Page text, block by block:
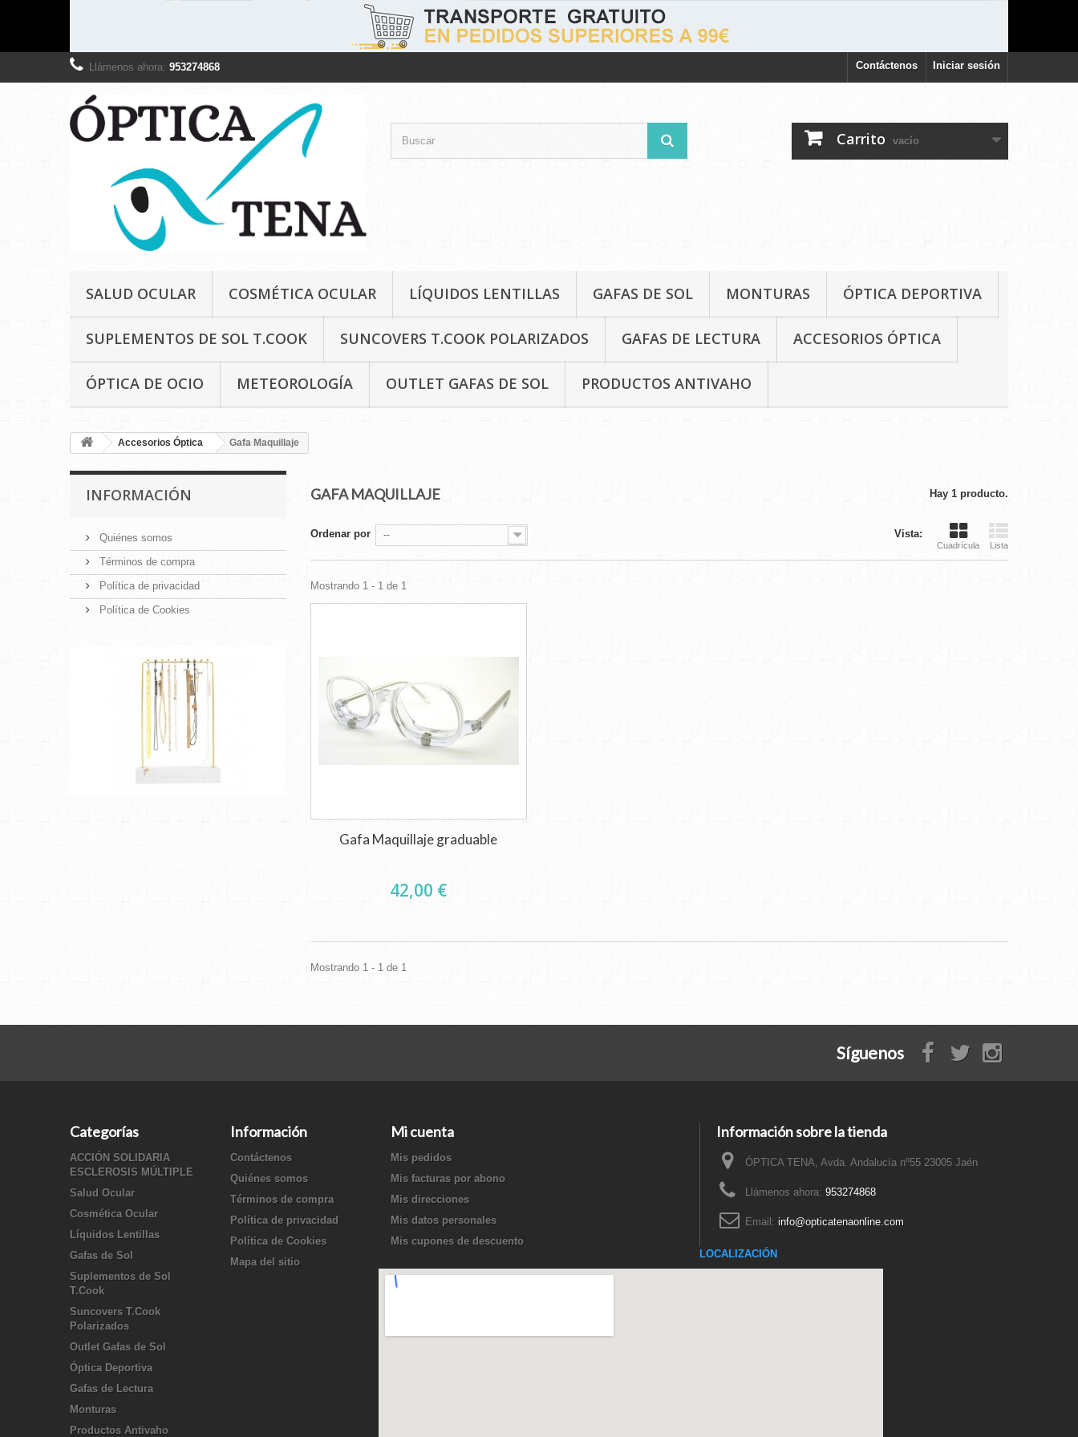
Iniciar sesión
Contáctenos
Llámenos ahora: 953274868
Carrito vacío
SALUD OCULAR COSMÉTICA OCULAR LÍQUIDOS LENTILLAS GAFAS DE SOL MONTURAS ÓPTICA DEPORTIVA
SUPLEMENTOS DE SOL T.COOK SUNCOVERS T.COOK POLARIZADOS GAFAS DE LECTURA ACCESORIOS ÓPTICA
ÓPTICA DE OCIO METEOROLOGÍA OUTLET GAFAS DE SOL PRODUCTOS ANTIVAHO
Accesorios Óptica Gafa Maquillaje
INFORMACIÓN
Quiénes somos
Términos de compra
Política de privacidad
Política de Cookies
GAFA MAQUILLAJE Hay 1 producto.
Vista:
Cuadrícula Lista
Ordenar por --
Mostrando 1 - 1 de 1
Gafa Maquillaje graduable
42,00 €
Mostrando 1 - 1 de 1
Síguenos
Categorías
ACCIÓN SOLIDARIA
ESCLEROSIS MÚLTIPLE
Salud Ocular
Cosmética Ocular
Líquidos Lentillas
Gafas de Sol
Suplementos de Sol
T.Cook
Suncovers T.Cook
Polarizados
Outlet Gafas de Sol
Óptica Deportiva
Gafas de Lectura
Monturas
Productos Antivaho
Información
Contáctenos
Quiénes somos
Términos de compra
Política de privacidad
Política de Cookies
Mapa del sitio
Mi cuenta
Mis pedidos
Mis facturas por abono
Mis direcciones
Mis datos personales
Mis cupones de descuento
Información sobre la tienda
ÓPTICA TENA, Avda. Andalucía nº55 23005 Jaén
Llámenos ahora: 953274868
Email: info@opticatenaonline.com
LOCALIZACIÓN